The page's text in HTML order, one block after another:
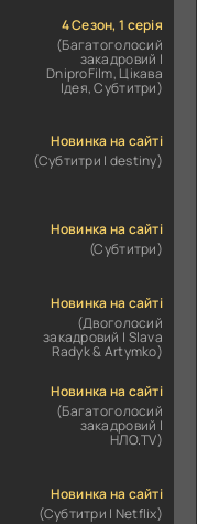
4 Сезон, 1 серія
(Багатоголосий
закадровий |
DniproFilm, Цікава
Ідея, Субтитри)
Новинка на сайті
(Субтитри | destiny)
Новинка на сайті
(Субтитри)
Новинка на сайті
(Двоголосий
закадровий | Slava
Radyk & Artymko)
Новинка на сайті
(Багатоголосий
закадровий |
НЛО.TV)
Новинка на сайті
(Субтитри | Netflix)